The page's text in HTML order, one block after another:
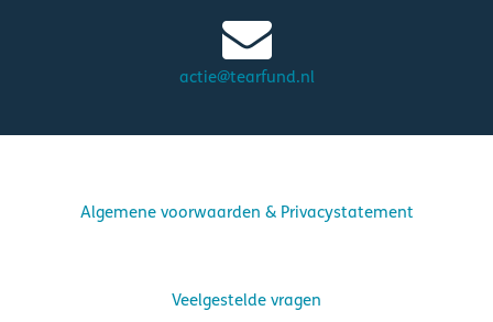
actie@tearfund.nl
Algemene voorwaarden & Privacystatement
Veelgestelde vragen